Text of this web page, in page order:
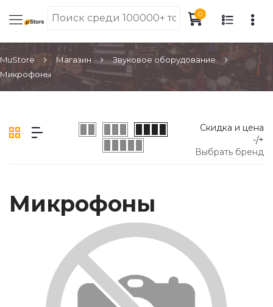
0
MuStore Магазин
Звуковое оборудование
Микрофоны
Скидка и цена
-/+
Выбрать бренд
Микрофоны